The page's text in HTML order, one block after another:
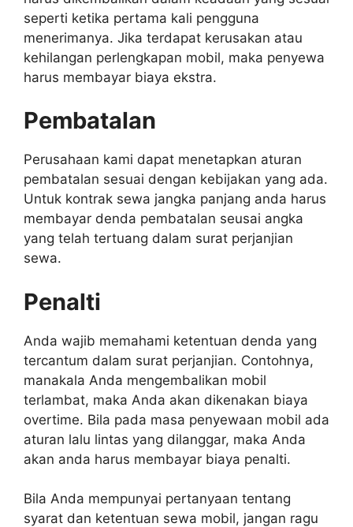
seperti ketika pertama kali pengguna
menerimanya. Jika terdapat kerusakan atau
kehilangan perlengkapan mobil, maka penyewa
harus membayar biaya ekstra.
Pembatalan
Perusahaan kami dapat menetapkan aturan
pembatalan sesuai dengan kebijakan yang ada.
Untuk kontrak sewa jangka panjang anda harus
membayar denda pembatalan seusai angka
yang telah tertuang dalam surat perjanjian
sewa.
Penalti
Anda wajib memahami ketentuan denda yang
tercantum dalam surat perjanjian. Contohnya,
manakala Anda mengembalikan mobil
terlambat, maka Anda akan dikenakan biaya
overtime. Bila pada masa penyewaan mobil ada
aturan lalu lintas yang dilanggar, maka Anda
akan anda harus membayar biaya penalti.
Bila Anda mempunyai pertanyaan tentang
syarat dan ketentuan sewa mobil, jangan ragu